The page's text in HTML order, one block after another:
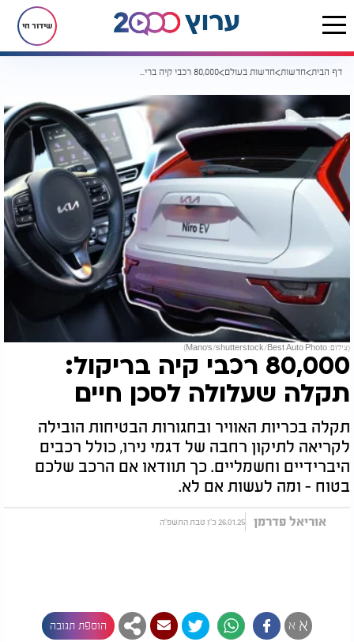
שידור חי
דף הבית חדשות חדשות בעולם 80,000 רכבי קיה בריקול: תקלה שעלולה לסכן חיים
(צילום: Mano's/shutterstock/Best Auto Photo)
80,000 רכבי קיה בריקול:
תקלה שעלולה לסכן חיים
תקלה בכריות האוויר ובחגורות הבטיחות הובילה
לקריאה לתיקון רחבה של דגמי נירו, כולל רכבים
היברידיים וחשמליים. כך תוודאו אם הרכב שלכם
בטוח - ומה לעשות אם לא.
אוריאל פדרמן 26.01.25 כ"ו טבת התשפ"ה
א א הוספת תגובה